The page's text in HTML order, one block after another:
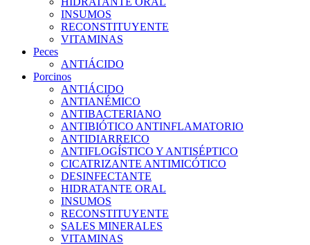
INSUMOS
RECONSTITUYENTE
VITAMINAS
Peces
ANTIÁCIDO
Porcinos
ANTIÁCIDO
ANTIANÉMICO
ANTIBACTERIANO
ANTIBIÓTICO ANTINFLAMATORIO
ANTIDIARREICO
ANTIFLOGÍSTICO Y ANTISÉPTICO
CICATRIZANTE ANTIMICÓTICO
DESINFECTANTE
HIDRATANTE ORAL
INSUMOS
RECONSTITUYENTE
SALES MINERALES
VITAMINAS